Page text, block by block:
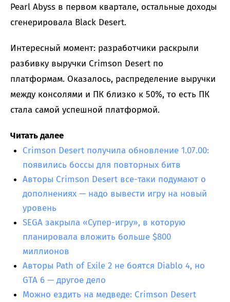
Pearl Abyss в первом квартале, остальные доходы
сгенерировала Black Desert.
Интересный момент: разработчики раскрыли
разбивку выручки Crimson Desert по
платформам. Оказалось, распределение выручки
между консолями и ПК близко к 50%, то есть ПК
стала самой успешной платформой.
Читать далее
Crimson Desert получила обновление 1.07.00:
появились боссы для повторных битв
Авторы Crimson Desert все-таки подумают о
дополнениях — надо вывести игру на новый
уровень
SEGA закрыла «Супер-игру», в которую
планировала вложить больше $800
миллионов
Авторы Path of Exile 2 не боятся Diablo 4, но
GTA 6 — другое дело
Можно ездить на медведе: Crimson Desert